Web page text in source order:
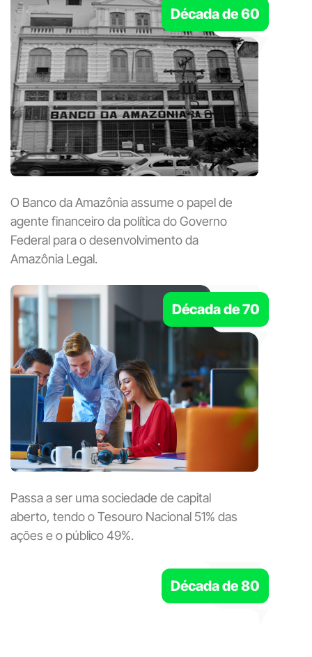
Década de 60
O Banco da Amazônia assume o papel de
agente financeiro da política do Governo
Federal para o desenvolvimento da
Amazônia Legal.
Década de 70
Passa a ser uma sociedade de capital
aberto, tendo o Tesouro Nacional 51% das
ações e o público 49%.
Década de 80